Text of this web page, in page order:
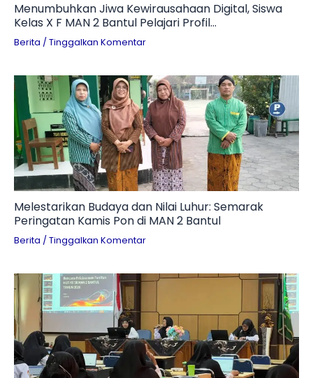
Menumbuhkan Jiwa Kewirausahaan Digital, Siswa
Kelas X F MAN 2 Bantul Pelajari Profil
Technopreneur dan Tantangan Branding UMKM
Berita / Tinggalkan Komentar
Melestarikan Budaya dan Nilai Luhur: Semarak
Peringatan Kamis Pon di MAN 2 Bantul
Berita / Tinggalkan Komentar